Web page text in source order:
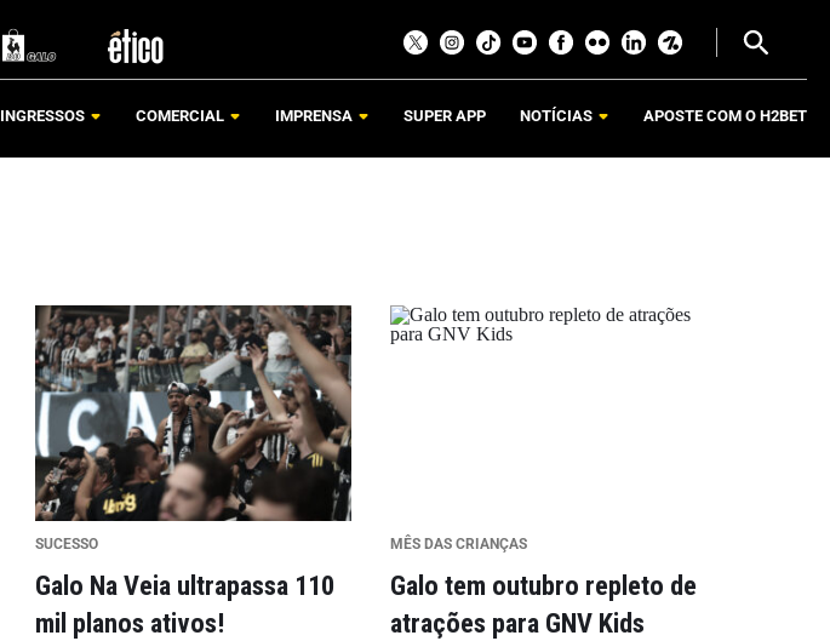
INGRESSOS COMERCIAL IMPRENSA SUPER APP NOTÍCIAS APOSTE COM O H2BET
SUCESSO
Galo Na Veia ultrapassa 110
mil planos ativos!
MÊS DAS CRIANÇAS
Galo tem outubro repleto de
atrações para GNV Kids